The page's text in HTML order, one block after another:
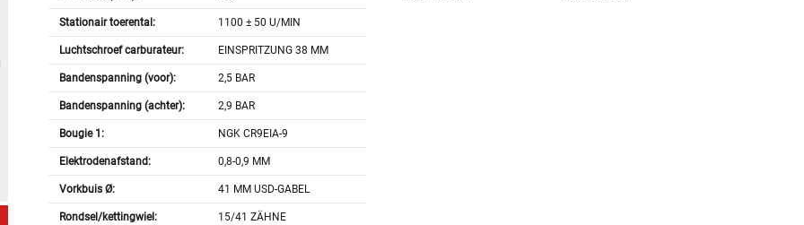
Stationair toerental: 1100 ± 50 U/MIN
Luchtschroef carburateur: EINSPRITZUNG 38 MM
Bandenspanning (voor): 2,5 BAR
Bandenspanning (achter): 2,9 BAR
Bougie 1: NGK CR9EIA-9
Elektrodenafstand: 0,8-0,9 MM
Vorkbuis Ø: 41 MM USD-GABEL
Rondsel/kettingwiel: 15/41 ZÄHNE